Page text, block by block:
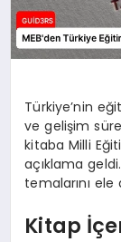
Türkiye’nin
ve gelişim
kitaba Milli
açıklama
temalarını
Kitap